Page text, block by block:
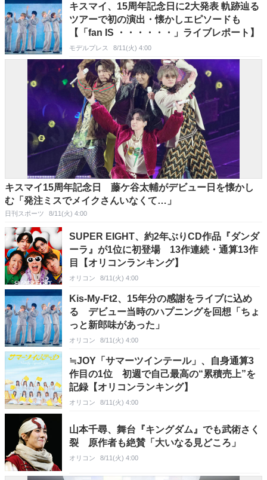
キスマイ、15周年記念日に2大発表 軌跡辿る
ツアーで初の演出・懐かしエピソードも
【「fan IS ・・・・・・」ライブレポート】
モデルプレス 8/11(火) 4:00
キスマイ15周年記念日 藤ケ谷太輔がデビュー日を懐かし
む「発注ミスでメイクさんいなくて…」
日刊スポーツ 8/11(火) 4:00
SUPER EIGHT、約2年ぶりCD作品『ダンダ
ーラ』が1位に初登場 13作連続・通算13作
目【オリコンランキング】
オリコン 8/11(火) 4:00
Kis-My-Ft2、15年分の感謝をライブに込め
る デビュー当時のハプニングを回想「ちょ
っと新郎味があった」
オリコン 8/11(火) 4:00
≒JOY「サマーツインテール」、自身通算3
作目の1位 初週で自己最高の“累積売上”を
記録【オリコンランキング】
オリコン 8/11(火) 4:00
山本千尋、舞台『キングダム』でも武術さく
裂 原作者も絶賛「大いなる見どころ」
オリコン 8/11(火) 4:00